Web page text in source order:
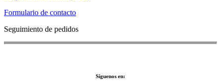
Formulario de contacto
Seguimiento de pedidos
Síguenos en: